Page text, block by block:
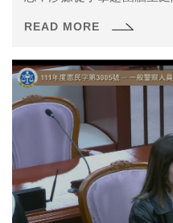
罪，判處拘役20天，得易科
READ MORE